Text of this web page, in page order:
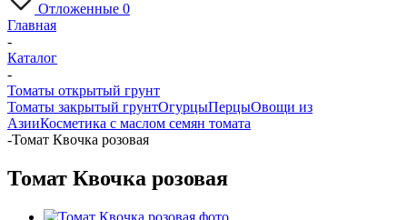
Отложенные 0
Главная
-
Каталог
-
Томаты открытый грунт
Томаты закрытый грунтОгурцыПерцыОвощи из
АзииКосметика с маслом семян томата
-Томат Квочка розовая
Томат Квочка розовая